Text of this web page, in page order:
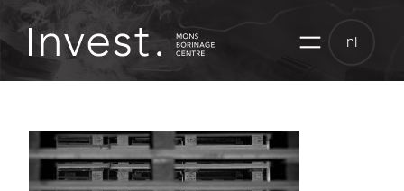
Skip
content
nl